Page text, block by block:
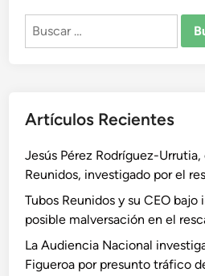
Buscar:
Artículos Recientes
Jesús Pérez Rodríguez-
Reunidos, investigado por el
Tubos Reunidos y su CEO
posible malversación en el
La Audiencia Nacional
Figueroa por presunto tráfico